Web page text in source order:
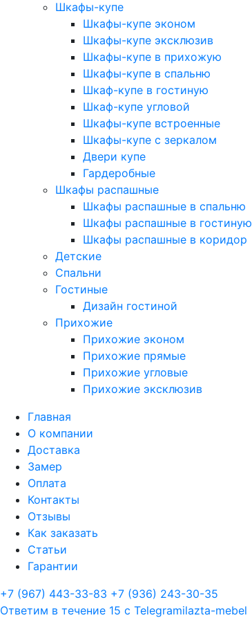
Шкафы-купе
Шкафы-купе эконом
Шкафы-купе эксклюзив
Шкафы-купе в прихожую
Шкафы-купе в спальню
Шкаф-купе в гостиную
Шкаф-купе угловой
Шкафы-купе встроенные
Шкафы-купе с зеркалом
Двери купе
Гардеробные
Шкафы распашные
Шкафы распашные в спальню
Шкафы распашные в гостиную
Шкафы распашные в коридор
Детские
Спальни
Гостиные
Дизайн гостиной
Прихожие
Прихожие эконом
Прихожие прямые
Прихожие угловые
Прихожие эксклюзив
Главная
О компании
Доставка
Замер
Оплата
Контакты
Отзывы
Как заказать
Статьи
Гарантии
+7 (967) 443-33-83 +7 (936) 243-30-35
Ответим в течение 15 с Telegramilazta-mebel